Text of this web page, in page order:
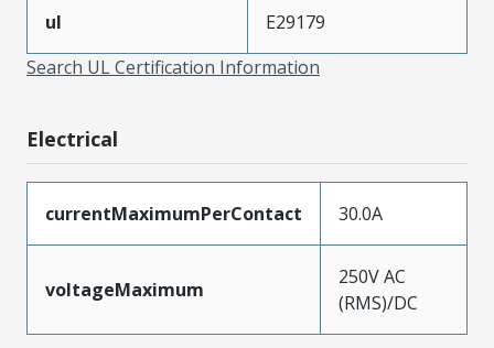
ul
E29179
Search UL Certification Information
Electrical
currentMaximumPerContact 30.0A
voltageMaximum
250V AC
(RMS)/DC